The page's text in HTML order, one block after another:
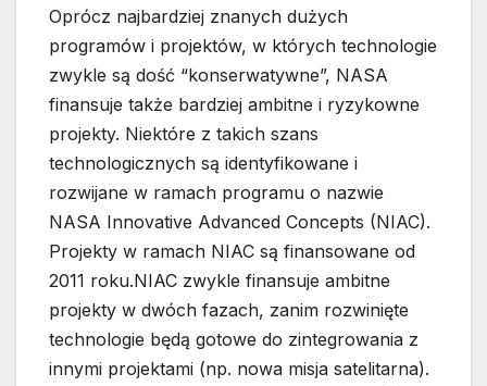
Oprócz najbardziej znanych dużych
programów i projektów, w których technologie
zwykle są dość “konserwatywne”, NASA
finansuje także bardziej ambitne i ryzykowne
projekty. Niektóre z takich szans
technologicznych są identyfikowane i
rozwijane w ramach programu o nazwie
NASA Innovative Advanced Concepts (NIAC).
Projekty w ramach NIAC są finansowane od
2011 roku.NIAC zwykle finansuje ambitne
projekty w dwóch fazach, zanim rozwinięte
technologie będą gotowe do zintegrowania z
innymi projektami (np. nowa misja satelitarna).